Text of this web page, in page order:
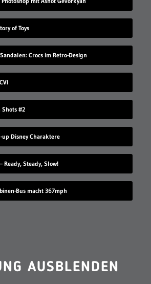
of Toys
Crocs im Retro-Design
Shots #2
Disney Charaktere
Ready, Steady, Slow!
Bus macht 367mph
AUSBLENDEN